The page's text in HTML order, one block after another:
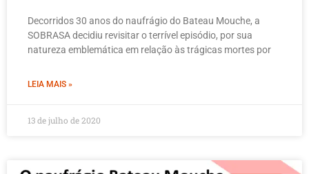
Decorridos 30 anos do naufrágio do Bateau Mouche, a
SOBRASA decidiu revisitar o terrível episódio, por sua
natureza emblemática em relação às trágicas mortes por
LEIA MAIS »
13 de julho de 2020